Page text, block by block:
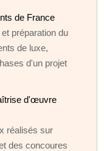
de France
préparation du
de luxe,
d'un projet
d'œuvre
réalisés sur
des concoures